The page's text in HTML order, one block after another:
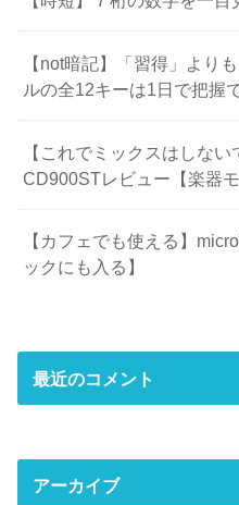
【not暗記】「習得」より
ルの全12キーは1日で把握
【これでミックスはしな
CD900STレビュー【楽器モ
【カフェでも使える】
ックにも入る】
最近のコメント
アーカイブ